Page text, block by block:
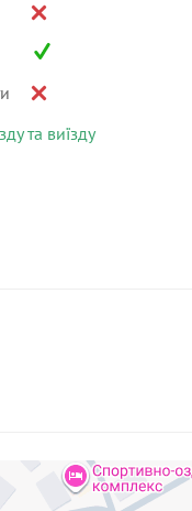
та виїзду